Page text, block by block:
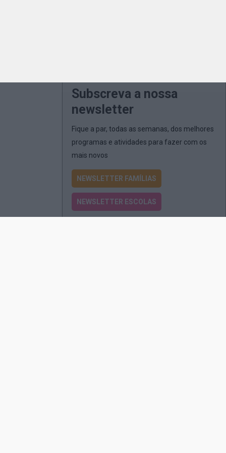
Subscreva a nossa
newsletter
Fique a par, todas as semanas, dos melhores
programas e atividades para fazer com os
mais novos
NEWSLETTER FAMÍLIAS
NEWSLETTER ESCOLAS